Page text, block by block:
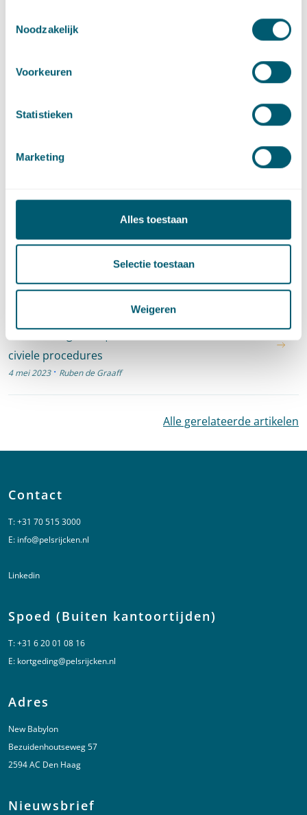
Noodzakelijk
Voorkeuren
Statistieken
Marketing
Alles toestaan
Selectie toestaan
Weigeren
Gerelateerde artikelen
Cassatie
van grieven wegens internetstoring
Cassatievlog #057 |
Cassatievlog #056 | Informeren van derden over
civiele procedures
4 mei 2023 · Ruben de Graaff
Alle gerelateerde artikelen
Contact
T:+31 70 515 3000
E: info@pelsrijcken.nl
Linkedin
Spoed (Buiten kantoortijden)
T:+31 6 20 01 08 16
E: kortgeding@pelsrijcken.nl
Adres
New Babylon
Bezuidenhoutseweg 57
2594 AC Den Haag
Nieuwsbrief